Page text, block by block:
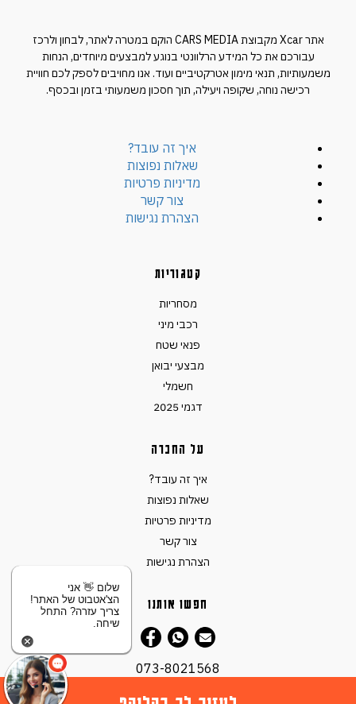
אתר Xcar מקבוצת CARS MEDIA הוקם במטרה לאתר, לבחון ולרכז
עבורכם את כל המידע הרלוונטי בנוגע למבצעים מיוחדים, הנחות
משמעותיות, תנאי מימון אטרקטיביים ועוד. אנו מחויבים לספק לכם חוויית
רכישה נוחה, שקופה ויעילה, תוך חסכון משמעותי בזמן ובכסף.
איך זה עובד?
שאלות נפוצות
מדיניות פרטיות
צור קשר
הצהרת נגישות
קטגוריות
מסחריות
רכבי מיני
פנאי שטח
מבצעי יבואן
חשמלי
דגמי 2025
על החברה
איך זה עובד?
שאלות נפוצות
מדיניות פרטיות
צור קשר
הצהרת נגישות
חפשו אותנו
073-8021568
שלום 👋 אני
הצ'אטבוט של האתר!
צריך עזרה? התחל
שיחה.